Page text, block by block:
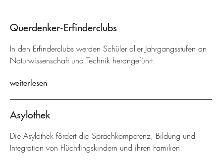
Querdenker-Erfinderclubs
In den Erfinderclubs werden Schüler aller Jahrgangsstufen an
Naturwissenschaft und Technik herangeführt.
weiterlesen
Asylothek
Die Asylothek fördert die Sprachkompetenz, Bildung und
Integration von Flüchtlingskindern und ihren Familien.